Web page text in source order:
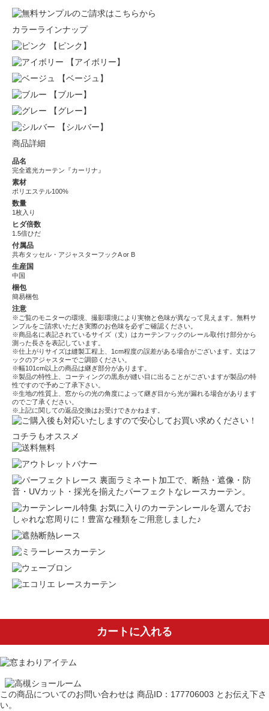
カラーラインナップ
【ピンク】
【アイボリー】
【ベージュ】
【ブルー】
【グレー】
【シルバー】
商品詳細
品名
完全遮光カーテン『カーリナ』
素材
ポリエステル100%
数量
1枚入り
ヒダ倍数
1.5倍ひだ
付属品
共布タッセル・アジャスターフックA or B
生産国
中国
梱包
簡易梱包
注意
※ご覧のモニターの環境、撮影環境により実物と色味が異なって見えます。無料サ
ンプルをご請求いただき実際のお色味を必ずご確認ください。
※商品名に表記されているサイズ（丈）はカーテンフックのレール取付け部分から
測った長さを表記しています。
※仕上がりサイズは縫製工程上、1cm程度の誤差がある場合がございます。丈はフ
ックのアジャスターでご調節ください。
※幅101cm以上の商品は継ぎ部分があります。
※製品の特性上、コーティングの黒糸が縫い目に出ることがございますが製品の特
性ですので予めご了承下さい。
※生地の性質上、窓からの光の角度によって継ぎ目から光が漏れる場合があります
のでご了承ください。
※上記に関しての返品交換はお受けできかねます。
コチラもオススメ
裏面ラミネート加工で、断熱・遮像・防
音・UVカット・採光を揃えたパーフェクトなレースカーテン。
お気に入りのカーテンレールを選んでお
しゃれな窓周りに！豊富な種類をご用意しました♪
カートに入れる
この商品についてのお問い合わせは 商品ID：177706003 とお伝え下さ
い。